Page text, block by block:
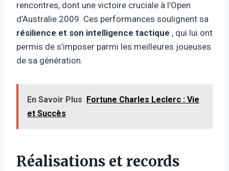
rencontres, dont une victoire cruciale à l’Open
d’Australie 2009. Ces performances soulignent sa
résilience et son intelligence tactique , qui lui ont
permis de s’imposer parmi les meilleures joueuses
de sa génération.
En Savoir Plus Fortune Charles Leclerc : Vie
et Succès
Réalisations et records